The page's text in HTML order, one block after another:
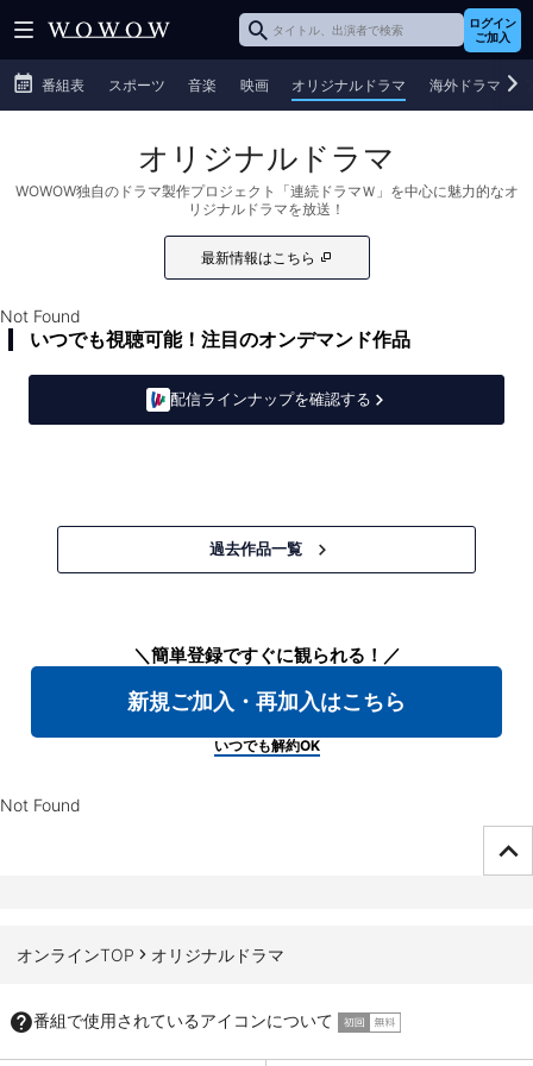
ログイン
ご加入
番組表 スポーツ 音楽 映画 オリジナルドラマ 海外ドラマ
オリジナルドラマ
WOWOW独自のドラマ製作プロジェクト「連続ドラマＷ」を中心に魅力的なオ
リジナルドラマを放送！
最新情報はこちら
Not Found
いつでも視聴可能！注目のオンデマンド作品
配信ラインナップを確認する
過去作品一覧
＼簡単登録ですぐに観られる！／
新規ご加入・再加入はこちら
いつでも解約OK
Not Found
オンラインTOP オリジナルドラマ
番組で使用されているアイコンについて